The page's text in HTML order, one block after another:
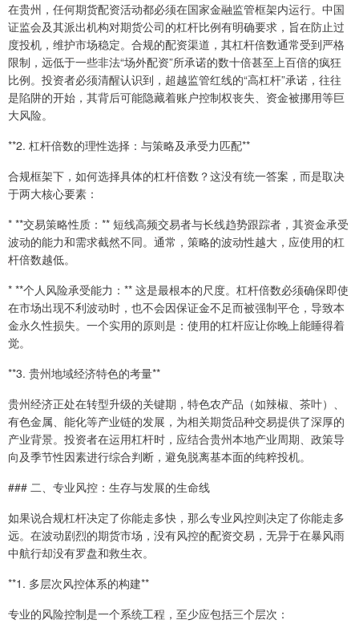
在贵州，任何期货配资活动都必须在国家金融监管框架内运行。中国
证监会及其派出机构对期货公司的杠杆比例有明确要求，旨在防止过
度投机，维护市场稳定。合规的配资渠道，其杠杆倍数通常受到严格
限制，远低于一些非法“场外配资”所承诺的数十倍甚至上百倍的疯狂
比例。投资者必须清醒认识到，超越监管红线的“高杠杆”承诺，往往
是陷阱的开始，其背后可能隐藏着账户控制权丧失、资金被挪用等巨
大风险。
**2. 杠杆倍数的理性选择：与策略及承受力匹配**
合规框架下，如何选择具体的杠杆倍数？这没有统一答案，而是取决
于两大核心要素：
* **交易策略性质：** 短线高频交易者与长线趋势跟踪者，其资金承受
波动的能力和需求截然不同。通常，策略的波动性越大，应使用的杠
杆倍数越低。
* **个人风险承受能力：** 这是最根本的尺度。杠杆倍数必须确保即使
在市场出现不利波动时，也不会因保证金不足而被强制平仓，导致本
金永久性损失。一个实用的原则是：使用的杠杆应让你晚上能睡得着
觉。
**3. 贵州地域经济特色的考量**
贵州经济正处在转型升级的关键期，特色农产品（如辣椒、茶叶）、
有色金属、能化等产业链的发展，为相关期货品种交易提供了深厚的
产业背景。投资者在运用杠杆时，应结合贵州本地产业周期、政策导
向及季节性因素进行综合判断，避免脱离基本面的纯粹投机。
### 二、专业风控：生存与发展的生命线
如果说合规杠杆决定了你能走多快，那么专业风控则决定了你能走多
远。在波动剧烈的期货市场，没有风控的配资交易，无异于在暴风雨
中航行却没有罗盘和救生衣。
**1. 多层次风控体系的构建**
专业的风险控制是一个系统工程，至少应包括三个层次：